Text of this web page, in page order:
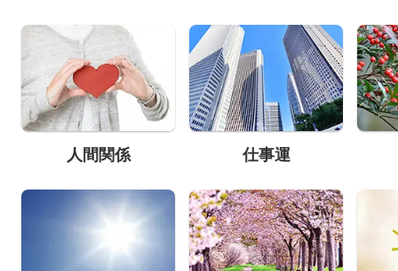
人間関係 仕事運